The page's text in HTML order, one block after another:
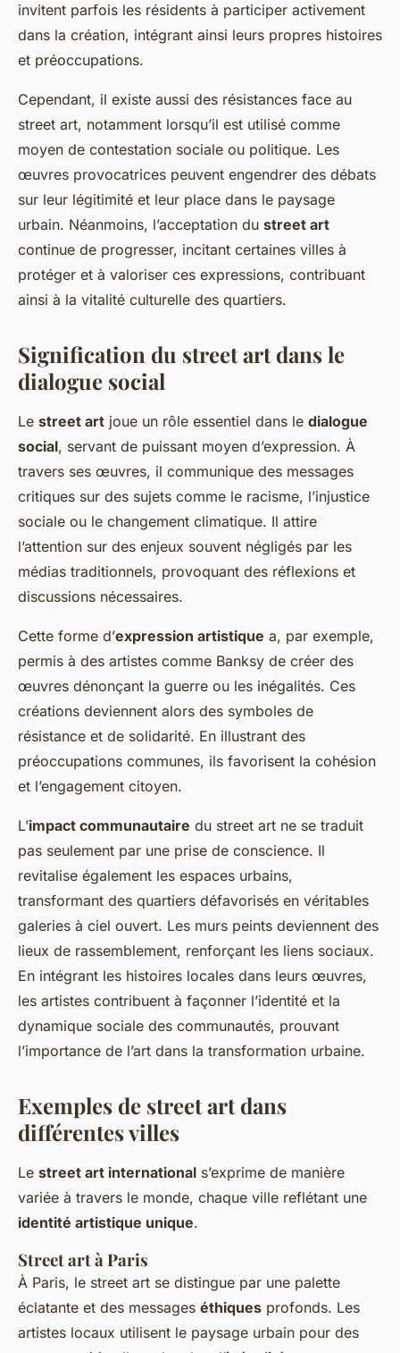
invitent parfois les résidents à participer activement
dans la création, intégrant ainsi leurs propres histoires
et préoccupations.
Cependant, il existe aussi des résistances face au
street art, notamment lorsqu’il est utilisé comme
moyen de contestation sociale ou politique. Les
œuvres provocatrices peuvent engendrer des débats
sur leur légitimité et leur place dans le paysage
urbain. Néanmoins, l’acceptation du street art
continue de progresser, incitant certaines villes à
protéger et à valoriser ces expressions, contribuant
ainsi à la vitalité culturelle des quartiers.
Signification du street art dans le
dialogue social
Le street art joue un rôle essentiel dans le dialogue
social, servant de puissant moyen d’expression. À
travers ses œuvres, il communique des messages
critiques sur des sujets comme le racisme, l’injustice
sociale ou le changement climatique. Il attire
l’attention sur des enjeux souvent négligés par les
médias traditionnels, provoquant des réflexions et
discussions nécessaires.
Cette forme d’expression artistique a, par exemple,
permis à des artistes comme Banksy de créer des
œuvres dénonçant la guerre ou les inégalités. Ces
créations deviennent alors des symboles de
résistance et de solidarité. En illustrant des
préoccupations communes, ils favorisent la cohésion
et l’engagement citoyen.
L’impact communautaire du street art ne se traduit
pas seulement par une prise de conscience. Il
revitalise également les espaces urbains,
transformant des quartiers défavorisés en véritables
galeries à ciel ouvert. Les murs peints deviennent des
lieux de rassemblement, renforçant les liens sociaux.
En intégrant les histoires locales dans leurs œuvres,
les artistes contribuent à façonner l’identité et la
dynamique sociale des communautés, prouvant
l’importance de l’art dans la transformation urbaine.
Exemples de street art dans
différentes villes
Le street art international s’exprime de manière
variée à travers le monde, chaque ville reflétant une
identité artistique unique.
Street art à Paris
À Paris, le street art se distingue par une palette
éclatante et des messages éthiques profonds. Les
artistes locaux utilisent le paysage urbain pour des